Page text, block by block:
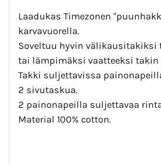
Laadukas Timezonen
karvavuorella.
Soveltuu hyvin
tai lämpimäksi vaatteeksi takin
Takki suljettavissa
2 sivutaskua.
2 painonapeilla suljettavaa
Material 100% cotton.